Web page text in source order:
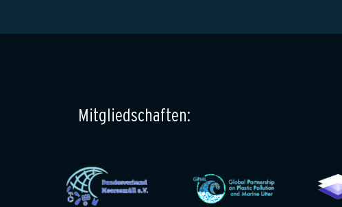
Mitgliedschaften: